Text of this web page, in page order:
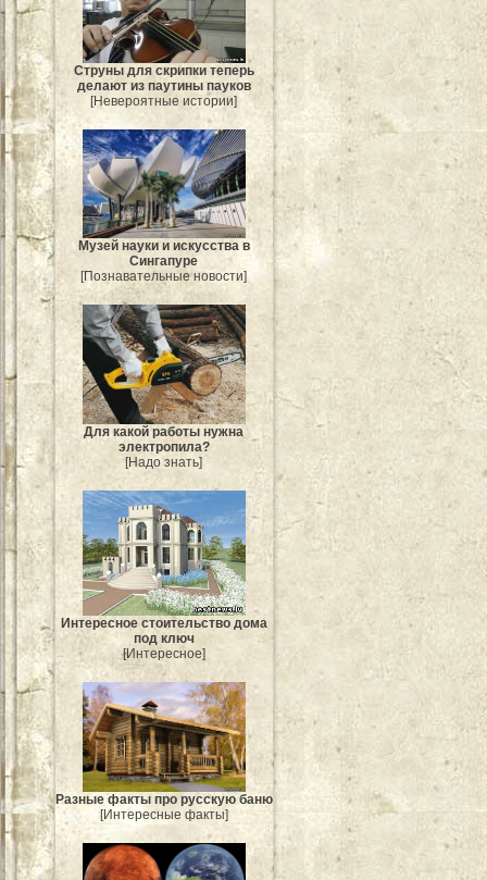
Струны для скрипки теперь
делают из паутины пауков
[Невероятные истории]
Музей науки и искусства в
Сингапуре
[Познавательные новости]
Для какой работы нужна
электропила?
[Надо знать]
Интересное стоительство дома
под ключ
[Интересное]
Разные факты про русскую баню
[Интересные факты]